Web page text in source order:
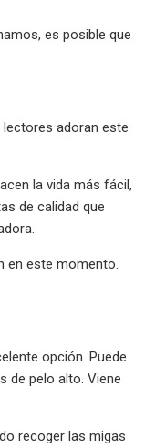
es posible que
lectores adoran este
la vida más fácil,
de calidad que
en este momento.
opción. Puede
de pelo alto. Viene
recoger las migas